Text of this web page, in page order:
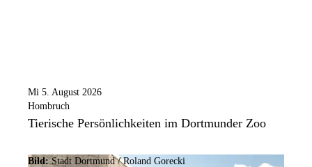
Mi 5. August 2026
Hombruch
Tierische Persönlichkeiten im Dortmunder Zoo
Bild:Stadt Dortmund / Roland Gorecki